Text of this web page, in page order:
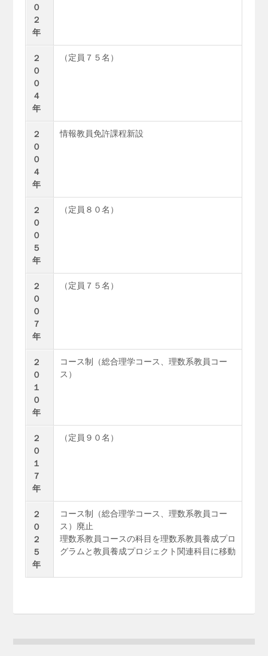
０
２
年
２
０
０
４
年
（定員７５名）
２
０
０
４
年
情報教員免許課程新設
２
０
０
５
年
（定員８０名）
２
０
０
７
年
（定員７５名）
２
０
１
０
年
コース制（総合理学コース、理数系教員コー
ス）
２
０
１
７
年
（定員９０名）
２
０
２
５
年
コース制（総合理学コース、理数系教員コー
ス）廃止
理数系教員コースの科目を理数系教員養成プロ
グラムと教員養成プロジェクト関連科目に移動